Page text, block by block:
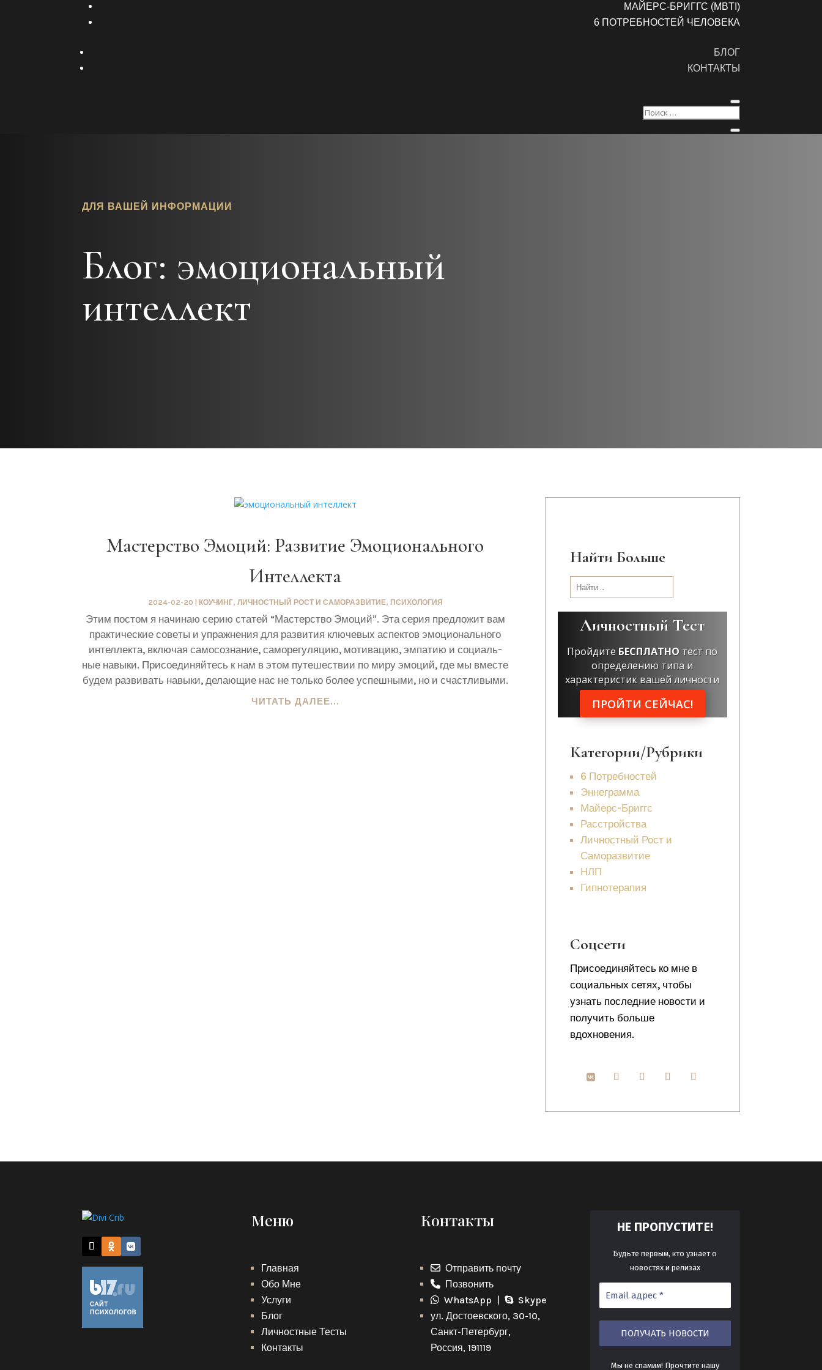
МАЙЕРС-БРИГГС (MBTI)
6 ПОТРЕБНОСТЕЙ ЧЕЛОВЕКА
БЛОГ
КОНТАКТЫ
ДЛЯ ВАШЕЙ ИНФОРМАЦИИ
Блог: эмоциональный
интеллект
Мастерство Эмоций: Развитие Эмоционального
Интеллекта
2024-02-20 КОУЧИНГ, ЛИЧНОСТНЫЙ РОСТ И САМОРАЗВИТИЕ, ПСИХОЛОГИЯ
Этим постом я начи­наю серию ста­тей “Мастер­ство Эмо­ций”. Эта серия пред­ло­жит вам
прак­ти­че­ские сове­ты и упраж­не­ния для раз­ви­тия клю­че­вых аспек­тов эмо­ци­о­наль­но­го
интел­лек­та, вклю­чая само­со­зна­ние, само­ре­гу­ля­цию, моти­ва­цию, эмпа­тию и соци­аль­
ные навы­ки. При­со­еди­няй­тесь к нам в этом путе­ше­ствии по миру эмо­ций, где мы вме­сте
будем раз­ви­вать навы­ки, дела­ю­щие нас не толь­ко более успеш­ны­ми, но и счаст­ли­вы­ми.
ЧИТАТЬ ДАЛЕЕ...
Найти Больше
Искать:
Личностный Тест
Пройдите БЕСПЛАТНО тест по
определению типа и
характеристик вашей личности
ПРОЙТИ СЕЙЧАС!
Категории/Рубрики
6 Потребностей
Эннеграмма
Майерс-Бриггс
Расстройства
Личностный Рост и
Саморазвитие
НЛП
Гипнотерапия
Соцсети
Присоединяйтесь ко мне в
социальных сетях, чтобы
узнать последние новости и
получить больше
вдохновения.
Меню
Главная
Обо Мне
Услуги
Блог
Личностные Тесты
Контакты
Контакты
Отправить почту
Позвонить
WhatsApp |
Skype
ул. Достоевского, 30-10,
Санкт-Петербург,
Россия, 191119
НЕ ПРОПУСТИТЕ!
Будьте первым, кто узнает о
новостях и релизах
Мы не спамим! Прочтите нашу